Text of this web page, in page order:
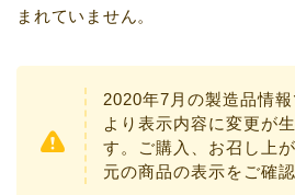
まれていません。
2020年7月の製造品情
より表示内容に変更が
す。ご購入、お召し上
元の商品の表示をご確認